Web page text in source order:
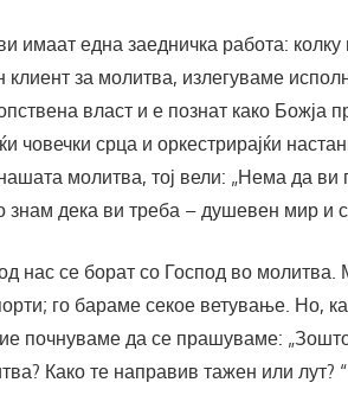
имаат една заедничка работа:
клиент за молитва, излегуваме
власт и е познат како Божја
човечки срца и оркестрирајќи
молитва, тој вели: „Нема да
знам дека ви треба – душевен мир и
нас се борат со Господ во
го бараме секое ветување. Но,
почнуваме да се прашуваме:
Како те направив тажен или лут? “